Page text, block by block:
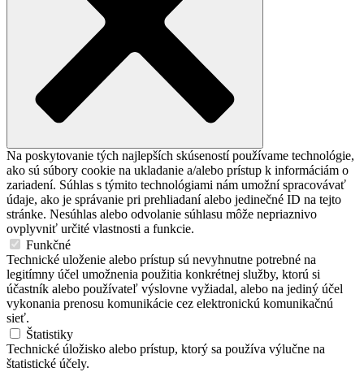
Na poskytovanie tých najlepších skúseností používame technológie,
ako sú súbory cookie na ukladanie a/alebo prístup k informáciám o
zariadení. Súhlas s týmito technológiami nám umožní spracovávať
údaje, ako je správanie pri prehliadaní alebo jedinečné ID na tejto
stránke. Nesúhlas alebo odvolanie súhlasu môže nepriaznivo
ovplyvniť určité vlastnosti a funkcie.
Funkčné
Technické uloženie alebo prístup sú nevyhnutne potrebné na
legitímny účel umožnenia použitia konkrétnej služby, ktorú si
účastník alebo používateľ výslovne vyžiadal, alebo na jediný účel
vykonania prenosu komunikácie cez elektronickú komunikačnú
sieť.
Štatistiky
Technické úložisko alebo prístup, ktorý sa používa výlučne na
štatistické účely.